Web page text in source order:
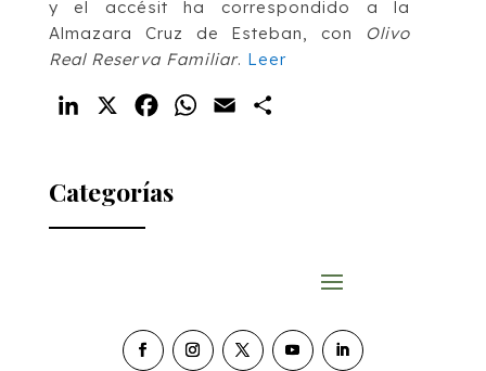
y el accésit ha correspondido a la
Almazara Cruz de Esteban, con Olivo
Real Reserva Familiar. Leer
LinkedIn FacebookWhatsApp
Email
Categorías